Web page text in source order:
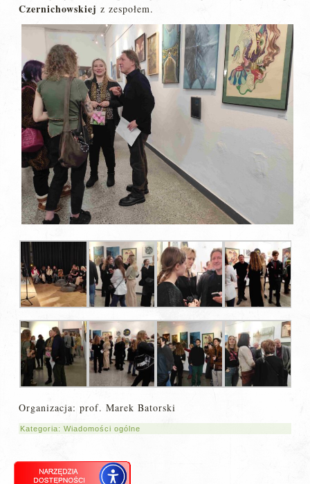
Czernichowskiej z zespołem.
Organizacja: prof. Marek Batorski
Kategoria:Wiadomości ogólne